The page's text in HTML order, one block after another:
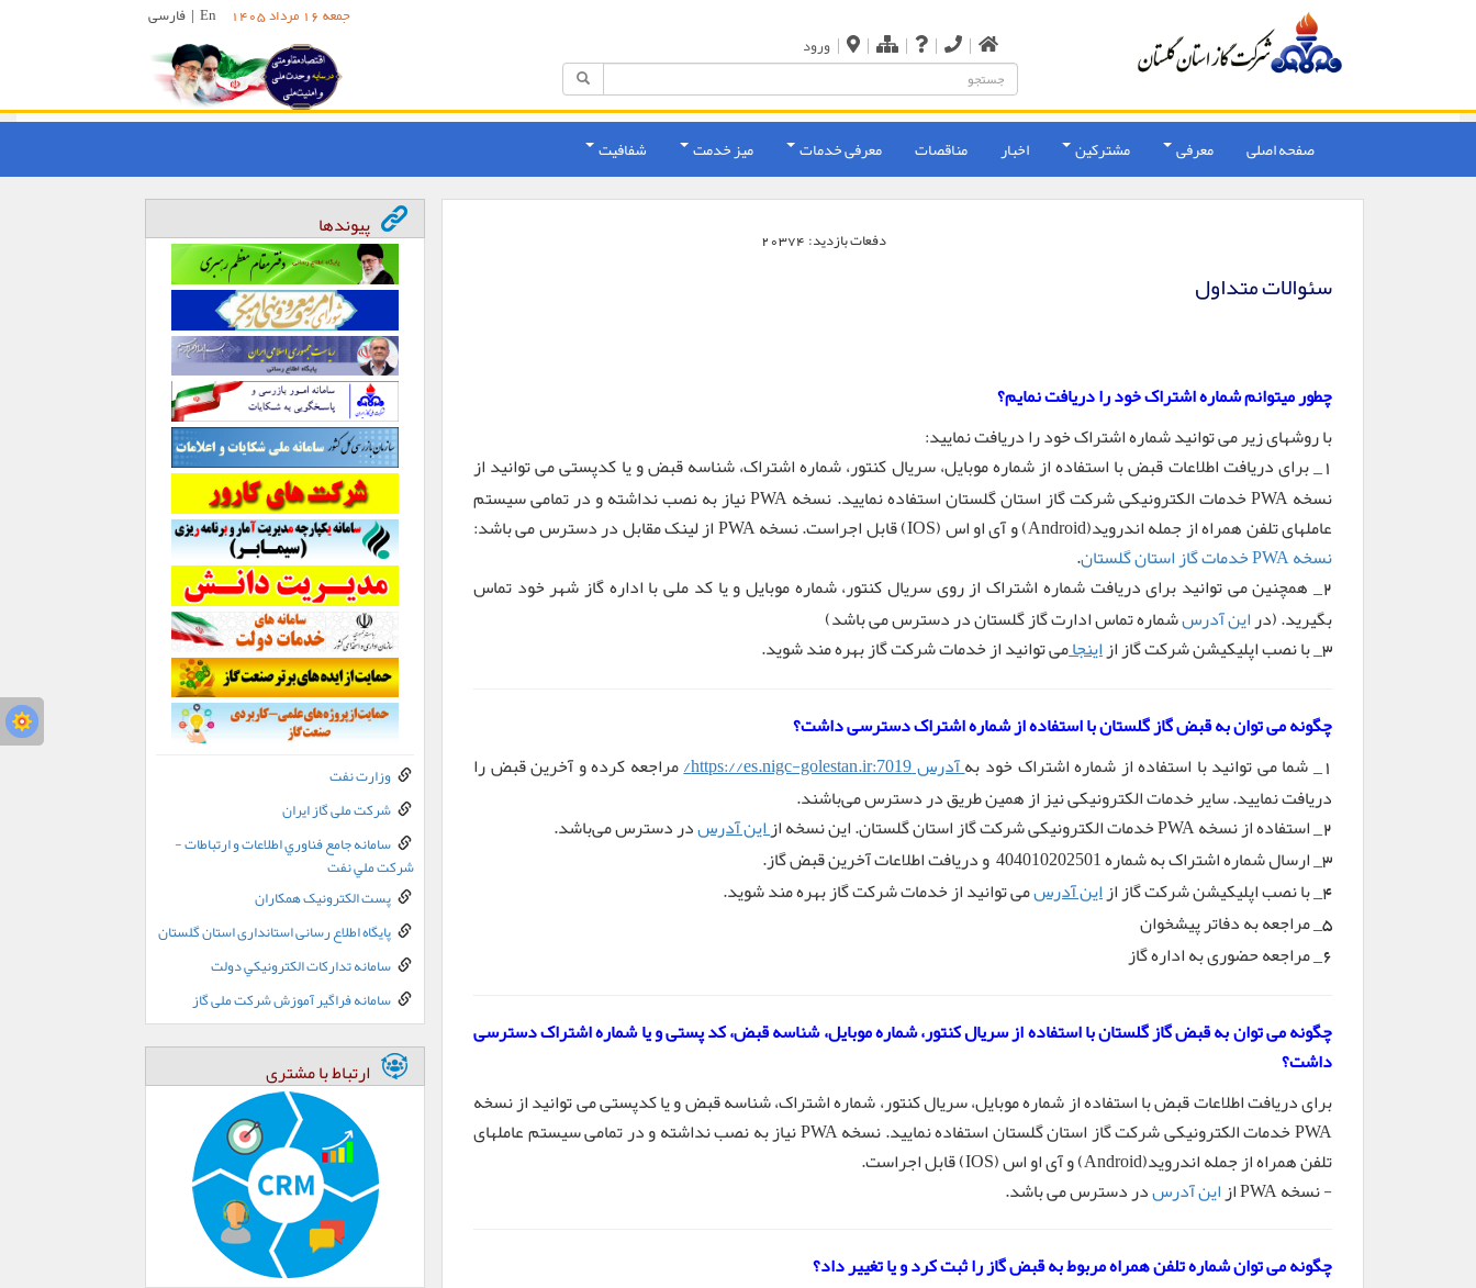
|
|
|
|
| ورود
جمعه 16 مرداد 1405 En
| فارسی
صفحه اصلی معرفی مشترکین اخبار مناقصات معرفی خدمات میز خدمت شفافیت
دفعات بازدید: 20374
سئوالات متداول
چطور میتوانم شماره اشتراک خود را دریافت نمایم؟
با روشهای زیر می توانید شماره اشتراک خود را دریافت نمایید:
1_ برای دریافت اطلاعات قبض با استفاده از شماره موبایل، سریال کنتور، شماره اشتراک، شناسه قبض و یا کدپستی می توانید از
نسخه PWA خدمات الکترونیکی شرکت گاز استان گلستان استفاده نمایید. نسخه PWA نیاز به نصب نداشته و در تمامی سیستم
عاملهای تلفن همراه از جمله اندروید(Android) و آی او اس (IOS) قابل اجراست. نسخه PWA از لینک مقابل در دسترس می باشد:
نسخه PWA خدمات گاز استان گلستان
.
2_ همچنین می توانید برای دریافت شماره اشتراک از روی سریال کنتور، شماره موبایل و یا کد ملی با اداره گاز شهر خود تماس
بگیرید. (دراین آدرسشماره تماس ادارت گاز گلستان در دسترس می باشد)
3_ با نصب اپلیکیشن شرکت گاز ازاینجامی توانید از خدمات شرکت گاز بهره مند شوید.
چگونه می توان به قبض گاز گلستان با استفاده از شماره اشتراک دسترسی داشت؟
1_ شما می توانید با استفاده از شماره اشتراک خود بهآدرس https://es.nigc-golestan.ir:7019/
مراجعه کرده و آخرین قبض را
دریافت نمایید. سایر خدمات الکترونیکی نیز از همین طریق در دسترس می‌باشند.
2_ استفاده از نسخه PWA خدمات الکترونیکی شرکت گاز استان گلستان. این نسخه از این آدرسدر دسترس می‌باشد.
3_ ارسال شماره اشتراک به شماره 404010202501 و دریافت اطلاعات آخرین قبض گاز.
4_ با نصب اپلیکیشن شرکت گاز ازاین آدرسمی توانید از خدمات شرکت گاز بهره مند شوید.
5_ مراجعه به دفاتر پیشخوان
6_ مراجعه حضوری به اداره گاز
چگونه می توان به قبض گاز گلستان با استفاده از سریال کنتور، شماره موبایل، شناسه قبض، کد پستی و یا شماره اشتراک دسترسی
داشت؟
برای دریافت اطلاعات قبض با استفاده از شماره موبایل، سریال کنتور، شماره اشتراک، شناسه قبض و یا کدپستی می توانید از نسخه
PWA خدمات الکترونیکی شرکت گاز استان گلستان استفاده نمایید. نسخه PWA نیاز به نصب نداشته و در تمامی سیستم عاملهای
تلفن همراه از جمله اندروید(Android) و آی او اس (IOS) قابل اجراست.
- نسخه PWA از
این آدرسدر دسترس می باشد.
چگونه می توان شماره تلفن همراه مربوط به قبض گاز را ثبت کرد و یا تغییر داد؟
پیوندها
وزارت نفت
شرکت ملی گاز ایران
سامانه جامع فناوري اطلاعات و ارتباطات -
شرکت ملي نفت
پست الکترونيک همکاران
پایگاه اطلاع رسانی استانداری استان گلستان
سامانه تدارکات الکترونيکي دولت
سامانه فراگیر آموزش شرکت ملی گاز
ارتباط با مشتری